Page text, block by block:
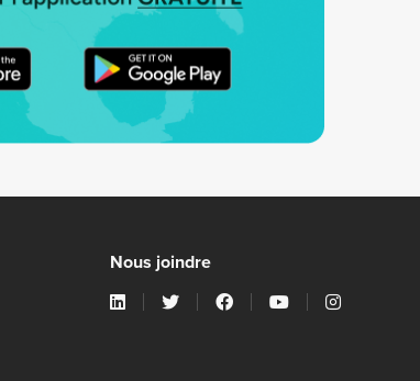
Nous joindre